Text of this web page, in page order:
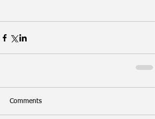
Comments